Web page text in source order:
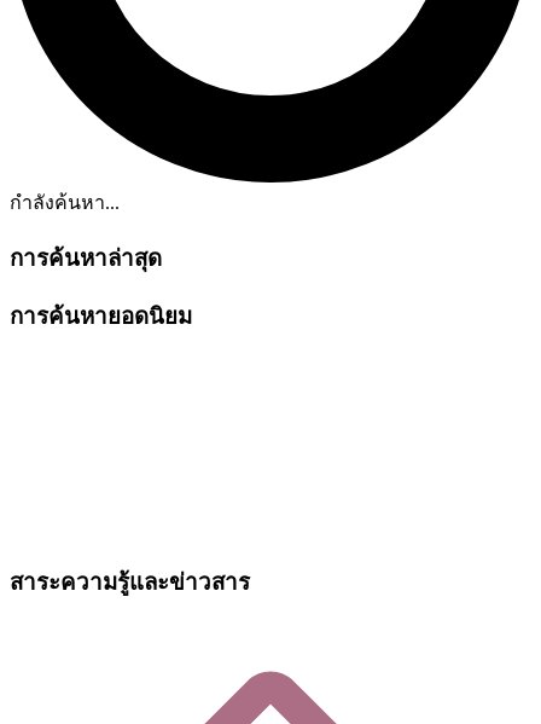
กำลังค้นหา...
การค้นหาล่าสุด
การค้นหายอดนิยม
สาระความรู้และข่าวสาร